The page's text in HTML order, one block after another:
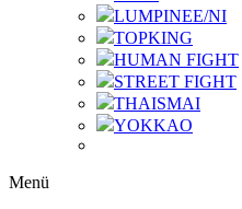
LUMPINEE/NI
TOPKING
HUMAN FIGHT
STREET FIGHT
THAISMAI
YOKKAO
Menü